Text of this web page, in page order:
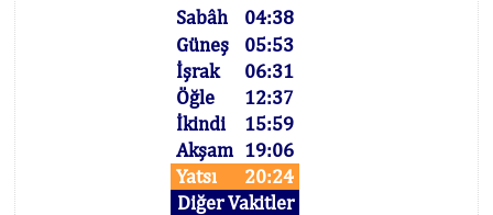
Sabâh
04:38
Güneş
05:53
İşrak
06:31
Öğle
12:37
İkindi
15:59
Akşam 19:06
Yatsı
20:24
Diğer Vakitler